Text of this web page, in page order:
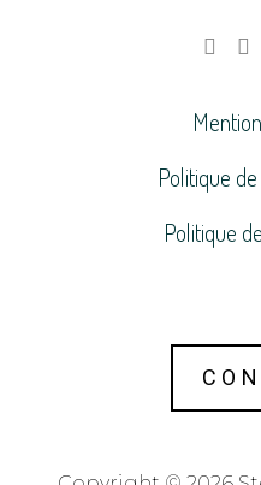
Politique
Politique